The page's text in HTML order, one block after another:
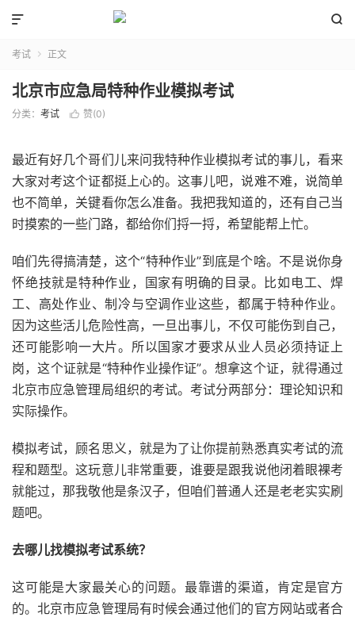


考试  正文
北京市应急局特种作业模拟考试
分类： 考试  赞(0)
最近有好几个哥们儿来问我特种作业模拟考试的事儿，看来
大家对考这个证都挺上心的。这事儿吧，说难不难，说简单
也不简单，关键看你怎么准备。我把我知道的，还有自己当
时摸索的一些门路，都给你们捋一捋，希望能帮上忙。
咱们先得搞清楚，这个“特种作业”到底是个啥。不是说你身
怀绝技就是特种作业，国家有明确的目录。比如电工、焊
工、高处作业、制冷与空调作业这些，都属于特种作业。
因为这些活儿危险性高，一旦出事儿，不仅可能伤到自己，
还可能影响一大片。所以国家才要求从业人员必须持证上
岗，这个证就是“特种作业操作证”。想拿这个证，就得通过
北京市应急管理局组织的考试。考试分两部分：理论知识和
实际操作。
模拟考试，顾名思义，就是为了让你提前熟悉真实考试的流
程和题型。这玩意儿非常重要，谁要是跟我说他闭着眼裸考
就能过，那我敬他是条汉子，但咱们普通人还是老老实实刷
题吧。
去哪儿找模拟考试系统？
这可能是大家最关心的问题。最靠谱的渠道，肯定是官方
的。北京市应急管理局有时候会通过他们的官方网站或者合